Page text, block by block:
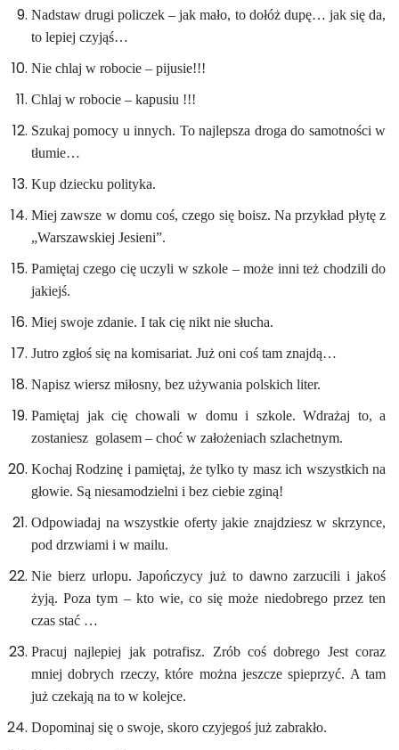
Nadstaw drugi policzek – jak mało, to dołóż dupę… jak się da,
to lepiej czyjąś…
Nie chlaj w robocie – pijusie!!!
Chlaj w robocie – kapusiu !!!
Szukaj pomocy u innych. To najlepsza droga do samotności w
tłumie…
Kup dziecku polityka.
Miej zawsze w domu coś, czego się boisz. Na przykład płytę z
„Warszawskiej Jesieni”.
Pamiętaj czego cię uczyli w szkole – może inni też chodzili do
jakiejś.
Miej swoje zdanie. I tak cię nikt nie słucha.
Jutro zgłoś się na komisariat. Już oni coś tam znajdą…
Napisz wiersz miłosny, bez używania polskich liter.
Pamiętaj jak cię chowali w domu i szkole. Wdrażaj to, a
zostaniesz golasem – choć w założeniach szlachetnym.
Kochaj Rodzinę i pamiętaj, że tylko ty masz ich wszystkich na
głowie. Są niesamodzielni i bez ciebie zginą!
Odpowiadaj na wszystkie oferty jakie znajdziesz w skrzynce,
pod drzwiami i w mailu.
Nie bierz urlopu. Japończycy już to dawno zarzucili i jakoś
żyją. Poza tym – kto wie, co się może niedobrego przez ten
czas stać …
Pracuj najlepiej jak potrafisz. Zrób coś dobrego Jest coraz
mniej dobrych rzeczy, które można jeszcze spieprzyć. A tam
już czekają na to w kolejce.
Dopominaj się o swoje, skoro czyjegoś już zabrakło.